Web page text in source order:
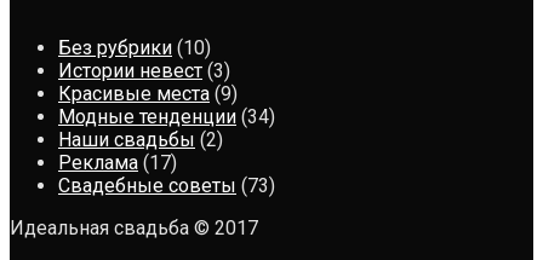
Без рубрики (10)
Истории невест (3)
Красивые места (9)
Модные тенденции (34)
Наши свадьбы (2)
Реклама (17)
Свадебные советы (73)
Идеальная свадьба © 2017